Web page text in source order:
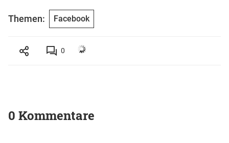
Themen: Facebook
0
0 Kommentare